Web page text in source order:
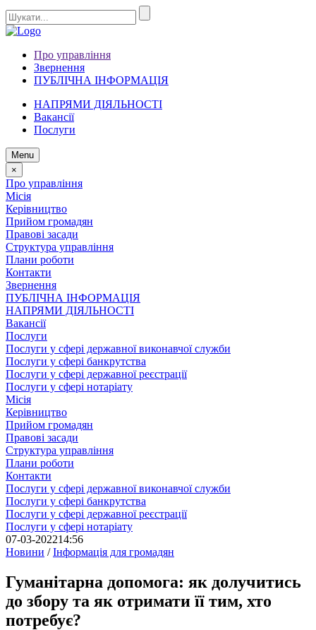
Про управління
Звернення
ПУБЛІЧНА ІНФОРМАЦІЯ
НАПРЯМИ ДІЯЛЬНОСТІ
Вакансії
Послуги
Menu
×
Про управління
Місія
Керівництво
Прийом громадян
Правові засади
Структура управління
Плани роботи
Контакти
Звернення
ПУБЛІЧНА ІНФОРМАЦІЯ
НАПРЯМИ ДІЯЛЬНОСТІ
Вакансії
Послуги
Послуги у сфері державної виконавчої служби
Послуги у сфері банкрутства
Послуги у сфері державної реєстрації
Послуги у сфері нотаріату
Місія
Керівництво
Прийом громадян
Правові засади
Структура управління
Плани роботи
Контакти
Послуги у сфері державної виконавчої служби
Послуги у сфері банкрутства
Послуги у сфері державної реєстрації
Послуги у сфері нотаріату
07-03-202214:56
Новини /Інформація для громадян
Гуманітарна допомога: як долучитись
до збору та як отримати її тим, хто
потребує?